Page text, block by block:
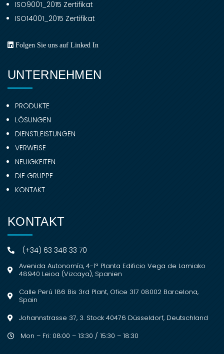
ISO9001_2015 Zertifikat
ISO14001_2015 Zertifikat
Folgen Sie uns auf Linked In
UNTERNEHMEN
PRODUKTE
LÖSUNGEN
DIENSTLEISTUNGEN
VERWEISE
NEUIGKEITEN
DIE GRUPPE
KONTAKT
KONTAKT
(+34) 63 348 33 70
Avenida Autonomía, 4-1ª Planta Edificio Vega de Lamiako
48940 Leioa (Vizcaya), Spanien
Calle Perú 186 Bis 3rd Plant, Ofice 317 08002 Barcelona,
Spain
Johannstrasse 37, 3. Stock 40476 Düsseldorf, Deutschland
Mon – Fri: 08:00 – 13:30 / 15:30 – 18:30